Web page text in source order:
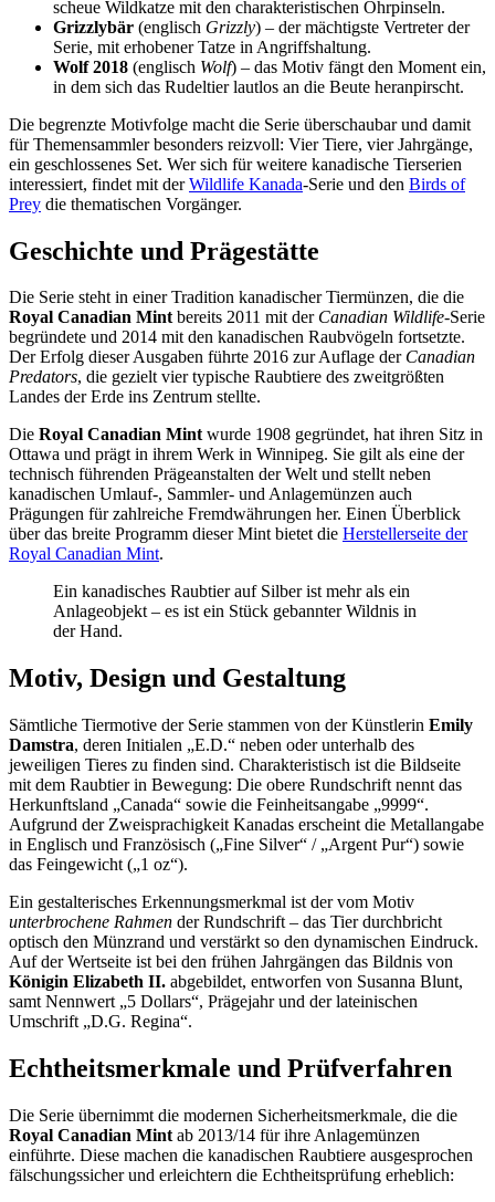
scheue Wildkatze mit den charakteristischen Ohrpinseln.
Grizzlybär (englisch Grizzly) – der mächtigste Vertreter der
Serie, mit erhobener Tatze in Angriffshaltung.
Wolf 2018 (englisch Wolf) – das Motiv fängt den Moment ein,
in dem sich das Rudeltier lautlos an die Beute heranpirscht.
Die begrenzte Motivfolge macht die Serie überschaubar und damit
für Themensammler besonders reizvoll: Vier Tiere, vier Jahrgänge,
ein geschlossenes Set. Wer sich für weitere kanadische Tierserien
interessiert, findet mit derWildlife Kanada-Serie und den Birds of
Prey die thematischen Vorgänger.
Geschichte und Prägestätte
Die Serie steht in einer Tradition kanadischer Tiermünzen, die die
Royal Canadian Mintbereits 2011 mit der Canadian Wildlife-Serie
begründete und 2014 mit den kanadischen Raubvögeln fortsetzte.
Der Erfolg dieser Ausgaben führte 2016 zur Auflage der Canadian
Predators, die gezielt vier typische Raubtiere des zweitgrößten
Landes der Erde ins Zentrum stellte.
Die Royal Canadian Mintwurde 1908 gegründet, hat ihren Sitz in
Ottawa und prägt in ihrem Werk in Winnipeg. Sie gilt als eine der
technisch führenden Prägeanstalten der Welt und stellt neben
kanadischen Umlauf-, Sammler- und Anlagemünzen auch
Prägungen für zahlreiche Fremdwährungen her. Einen Überblick
über das breite Programm dieser Mint bietet die Herstellerseite der
Royal Canadian Mint.
Ein kanadisches Raubtier auf Silber ist mehr als ein
Anlageobjekt – es ist ein Stück gebannter Wildnis in
der Hand.
Motiv, Design und Gestaltung
Sämtliche Tiermotive der Serie stammen von der Künstlerin Emily
Damstra, deren Initialen „E.D.“ neben oder unterhalb des
jeweiligen Tieres zu finden sind. Charakteristisch ist die Bildseite
mit dem Raubtier in Bewegung: Die obere Rundschrift nennt das
Herkunftsland „Canada“ sowie die Feinheitsangabe „9999“.
Aufgrund der Zweisprachigkeit Kanadas erscheint die Metallangabe
in Englisch und Französisch („Fine Silver“ / „Argent Pur“) sowie
das Feingewicht („1 oz“).
Ein gestalterisches Erkennungsmerkmal ist der vom Motiv
unterbrochene Rahmen der Rundschrift – das Tier durchbricht
optisch den Münzrand und verstärkt so den dynamischen Eindruck.
Auf der Wertseite ist bei den frühen Jahrgängen das Bildnis von
Königin Elizabeth II. abgebildet, entworfen von Susanna Blunt,
samt Nennwert „5 Dollars“, Prägejahr und der lateinischen
Umschrift „D.G. Regina“.
Echtheitsmerkmale und Prüfverfahren
Die Serie übernimmt die modernen Sicherheitsmerkmale, die die
Royal Canadian Mint ab 2013/14 für ihre Anlagemünzen
einführte. Diese machen die kanadischen Raubtiere ausgesprochen
fälschungssicher und erleichtern die Echtheitsprüfung erheblich: